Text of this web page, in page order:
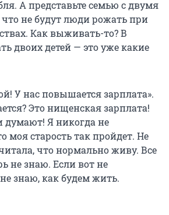
А представьте семью с двумя
не будут люди рожать при
Как выживать-то? В
двоих детей — это уже какие
У нас повышается зарплата».
Это нищенская зарплата!
думают! Я никогда не
моя старость так пройдет. Не
что нормально живу. Все
не знаю. Если вот не
знаю, как будем жить.